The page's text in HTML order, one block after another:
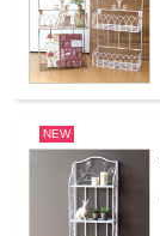
NEW